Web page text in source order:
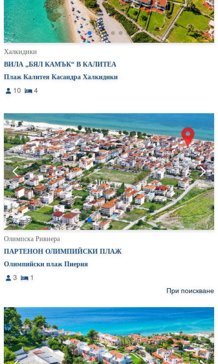
Халкидики
ВИЛА „БЯЛ КАМЪК“ В КАЛИТЕА
Плаж Калитея Касандра Халкидики
10 4
Олимпска Ривиера
ПАРТЕНОН ОЛИМПИЙСКИ ПЛАЖ
Олимпийски плаж Пиерия
3
1
При поискване